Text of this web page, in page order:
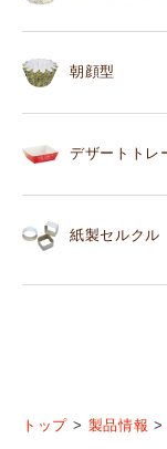
朝顔型
デザートトレ
紙製セルクル
トップ 製品情報